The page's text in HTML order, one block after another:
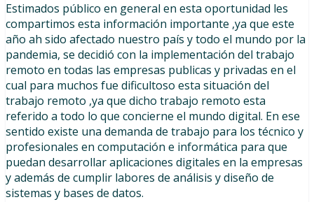
Estimados público en general en esta oportunidad les
compartimos esta información importante ,ya que este
año ah sido afectado nuestro país y todo el mundo por la
pandemia, se decidió con la implementación del trabajo
remoto en todas las empresas publicas y privadas en el
cual para muchos fue dificultoso esta situación del
trabajo remoto ,ya que dicho trabajo remoto esta
referido a todo lo que concierne el mundo digital. En ese
sentido existe una demanda de trabajo para los técnico y
profesionales en computación e informática para que
puedan desarrollar aplicaciones digitales en la empresas
y además de cumplir labores de análisis y diseño de
sistemas y bases de datos.